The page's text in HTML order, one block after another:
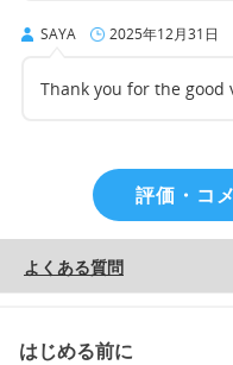
SAYA 2025年12月31日
Thank you for the good
評価・コ
よくある質問
はじめる前に